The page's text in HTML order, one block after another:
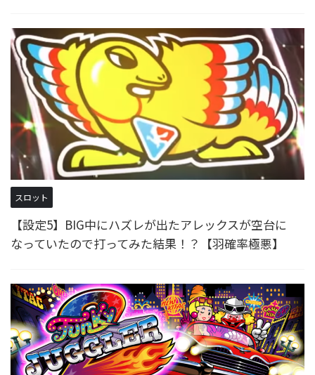
スロット
【設定5】BIG中にハズレが出たアレックスが空台に
なっていたので打ってみた結果！？【羽確率極悪】